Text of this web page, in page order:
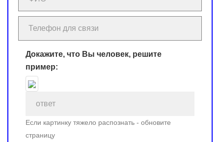
Докажите, что Вы человек, решите
пример:
Если картинку тяжело распознать - обновите
страницу